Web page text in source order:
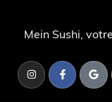
Mein Sushi,